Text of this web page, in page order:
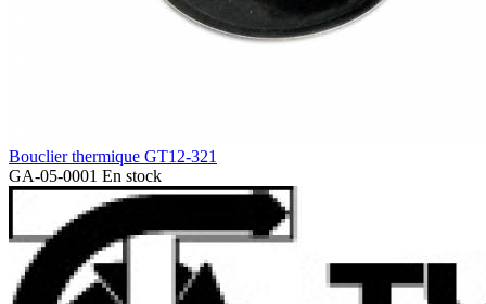
Bouclier thermique GT12-321
GA-05-0001 En stock